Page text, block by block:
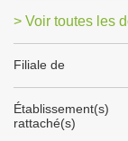
> Voir toutes les
Filiale de
Établissement(s)
rattaché(s)